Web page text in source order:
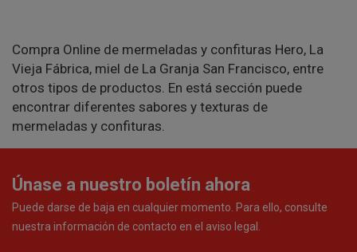
Compra Online de mermeladas y confituras Hero, La
Vieja Fábrica, miel de La Granja San Francisco, entre
otros tipos de productos. En está sección puede
encontrar diferentes sabores y texturas de
mermeladas y confituras.
Únase a nuestro boletín ahora
Puede darse de baja en cualquier momento. Para ello, consulte
nuestra información de contacto en el aviso legal.